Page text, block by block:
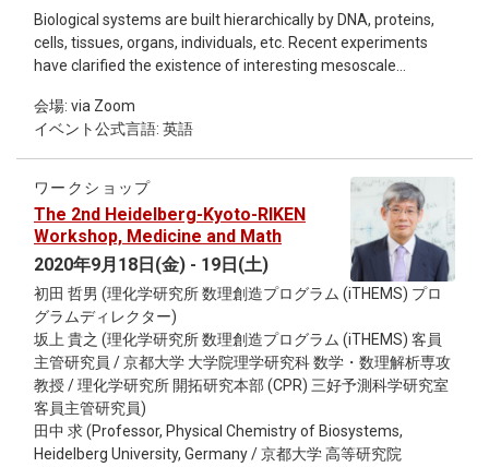
In this talk, I will introduce an algebraic approach to this
theorem, which states that a conjecture about singularities
of algebraic varieties implies the four color theorem. In
particular, I would like to focus on the connection of three
different fields in mathematics: graph theory, convex
geometry and algebraic geometry. *Detailed information
about the seminar refer to the email.
Biological systems are built hierarchically by DNA, proteins,
cells, tissues, organs, individuals, etc. Recent experiments
have clarified the existence of interesting mesoscale
matter physics such as phase transition can be useful in its
understanding. For example, interacting nucleosomes in a
chromatin chain can cause the mega-base scale structural
change, and sub-micron scale dense droplets of
proteins/mRNAs can appear through phase separation. In
this talk, I will discuss our recent topics: (i) structural transition
of a chromatin with epigenetic marks, (ii) intracellular wetting
of phase-separated droplets, and (iii) spontaneous
aggregation of self-propelled individuals.
会場: via Zoom
イベント公式言語: 英語
ワークショップ
The 2nd Heidelberg-Kyoto-RIKEN
Workshop, Medicine and Math
2020年9月18日(金) - 19日(土)
初田 哲男 (理化学研究所 数理創造プログラム (iTHEMS) プロ
グラムディレクター)
坂上 貴之 (理化学研究所 数理創造プログラム (iTHEMS) 客員
主管研究員 / 京都大学 大学院理学研究科 数学・数理解析専攻
教授 / 理化学研究所 開拓研究本部 (CPR) 三好予測科学研究室
客員主管研究員)
田中 求 (Professor, Physical Chemistry of Biosystems,
Heidelberg University, Germany / 京都大学 高等研究院